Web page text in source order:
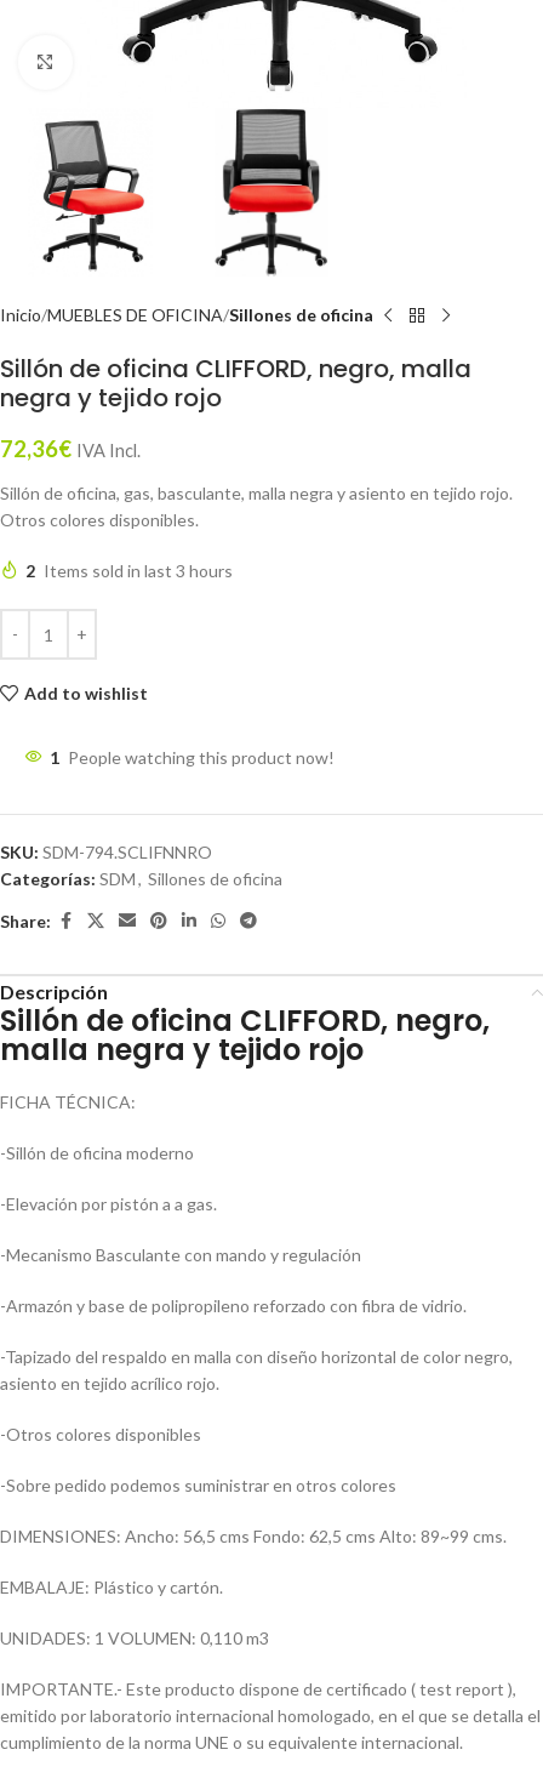
Click to enlarge
Inicio MUEBLES DE OFICINA Sillones de oficina
Sillón de oficina CLIFFORD, negro, malla
negra y tejido rojo
72,36€ IVA Incl.
Sillón de oficina, gas, basculante, malla negra y asiento en tejido rojo.
Otros colores disponibles.
2 Items sold in last 3 hours
Add to wishlist
1 People watching this product now!
SKU: SDM-794.SCLIFNNRO
Categorías: SDM, Sillones de oficina
Share:
Descripción
Sillón de oficina CLIFFORD, negro,
malla negra y tejido rojo
FICHA TÉCNICA:
-Sillón de oficina moderno
-Elevación por pistón a a gas.
-Mecanismo Basculante con mando y regulación
-Armazón y base de polipropileno reforzado con fibra de vidrio.
-Tapizado del respaldo en malla con diseño horizontal de color negro,
asiento en tejido acrílico rojo.
-Otros colores disponibles
-Sobre pedido podemos suministrar en otros colores
DIMENSIONES: Ancho: 56,5 cms Fondo: 62,5 cms Alto: 89~99 cms.
EMBALAJE: Plástico y cartón.
UNIDADES: 1 VOLUMEN: 0,110 m3
IMPORTANTE.- Este producto dispone de certificado ( test report ),
emitido por laboratorio internacional homologado, en el que se detalla el
cumplimiento de la norma UNE o su equivalente internacional.